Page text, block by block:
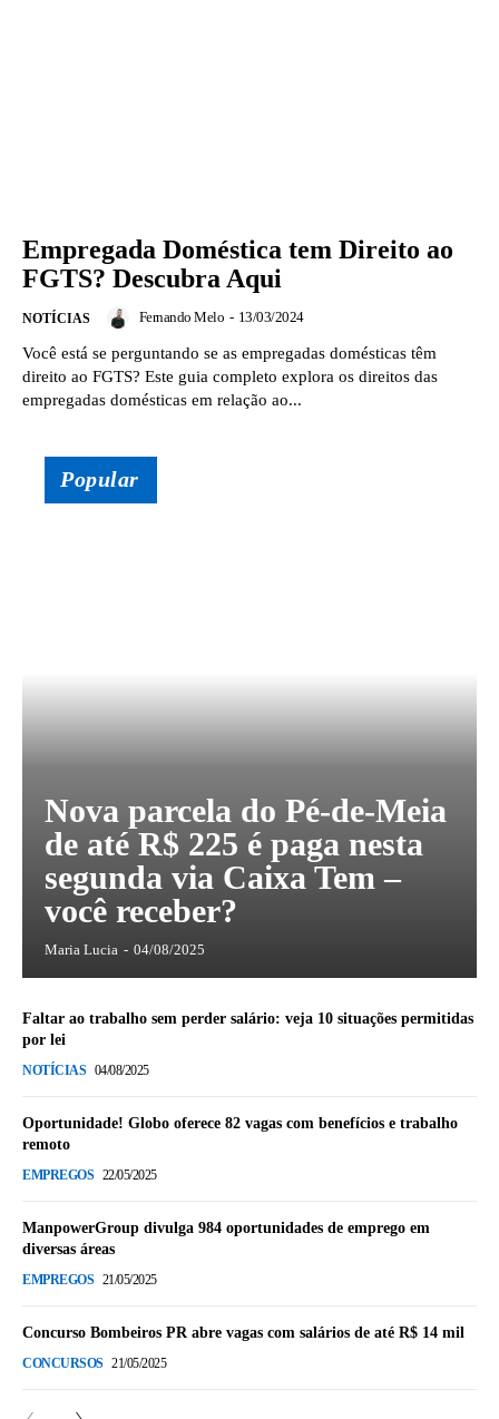
Empregada Doméstica tem Direito ao
FGTS? Descubra Aqui
NOTÍCIAS Fernando Melo - 13/03/2024
Você está se perguntando se as empregadas domésticas têm
direito ao FGTS? Este guia completo explora os direitos das
empregadas domésticas em relação ao...
Popular
Nova parcela do Pé-de-Meia
de até R$ 225 é paga nesta
segunda via Caixa Tem –
você receber?
Maria Lucia - 04/08/2025
Faltar ao trabalho sem perder salário: veja 10 situações permitidas
por lei
NOTÍCIAS 04/08/2025
Oportunidade! Globo oferece 82 vagas com benefícios e trabalho
remoto
EMPREGOS 22/05/2025
ManpowerGroup divulga 984 oportunidades de emprego em
diversas áreas
EMPREGOS 21/05/2025
Concurso Bombeiros PR abre vagas com salários de até R$ 14 mil
CONCURSOS 21/05/2025